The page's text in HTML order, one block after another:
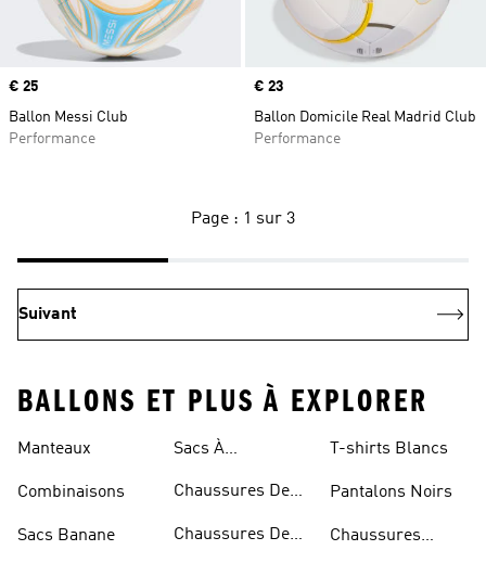
Prix
€ 25
Ballon Messi Club
Performance
Prix
€ 23
Ballon Domicile Real Madrid Club
Performance
Page : 1 sur 3
Suivant
BALLONS ET PLUS À EXPLORER
Manteaux
Combinaisons
Sacs Banane
Sacs À
Chaussures De
Chaussures De
T-shirts Blancs
Pantalons Noirs
Chaussures